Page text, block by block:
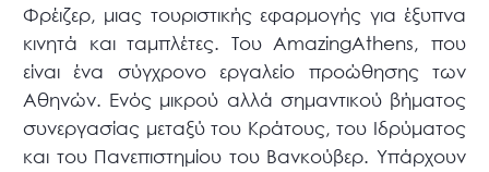
Φρέιζερ, μιας τουριστικής εφαρμογής για έξυπνα
κινητά και ταμπλέτες. Του AmazingAthens, που
είναι ένα σύγχρονο εργαλείο προώθησης των
Αθηνών. Ενός μικρού αλλά σημαντικού βήματος
συνεργασίας μεταξύ του Κράτους, του Ιδρύματος
και του Πανεπιστημίου του Βανκούβερ. Υπάρχουν